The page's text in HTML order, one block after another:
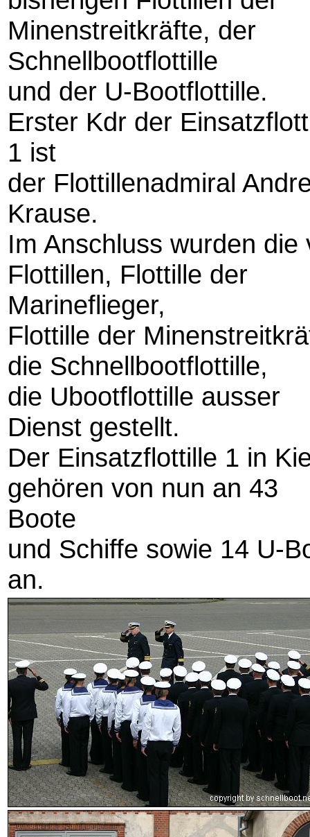
Minenstreitkräfte, der
Schnellbootflottille
und der U-Bootflottille.
Erster Kdr der
1 ist
der Flottillenadmiral
Krause.
Im Anschluss wurden die
Flottillen, Flottille der
Marineflieger,
Flottille der
die Schnellbootflottille,
die Ubootflottille ausser
Dienst gestellt.
Der Einsatzflottille 1 in
gehören von nun an 43
Boote
und Schiffe sowie 14 U-
an.